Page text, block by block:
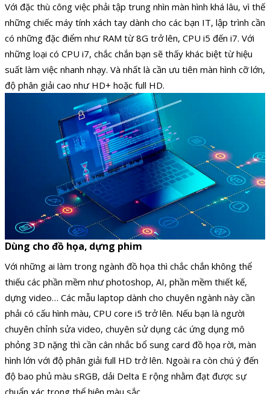
Với đặc thù công việc phải tập trung nhìn màn hình khá lâu, vì thế
những chiếc máy tính xách tay dành cho các bạn IT, lập trình cần
có những đặc điểm như RAM từ 8G trở lên, CPU i5 đến i7. Với
những loại có CPU i7, chắc chắn bạn sẽ thấy khác biệt từ hiệu
suất làm việc nhanh nhạy. Và nhất là cần ưu tiên màn hình cỡ lớn,
độ phân giải cao như HD+ hoặc full HD.
Dùng cho đồ họa, dựng phim
Với những ai làm trong ngành đồ họa thì chắc chắn không thể
thiếu các phần mềm như photoshop, AI, phần mềm thiết kế,
dựng video… Các mẫu laptop dành cho chuyên ngành này cần
phải có cấu hình màu, CPU core i5 trở lên. Nếu bạn là người
chuyên chỉnh sửa video, chuyên sử dụng các ứng dụng mô
phỏng 3D nặng thì cần cân nhắc bổ sung card đồ họa rời, màn
hình lớn với độ phân giải full HD trở lên. Ngoài ra còn chú ý đến
độ bao phủ màu sRGB, dải Delta E rộng nhằm đạt được sự